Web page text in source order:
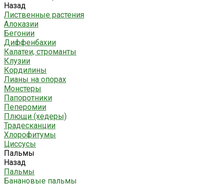
Назад
Лиственные растения
Алоказии
Бегонии
Диффенбахии
Калатеи, строманты
Клузии
Кордилины
Лианы на опорах
Монстеры
Папоротники
Пеперомии
Плющи (хедеры)
Традесканции
Хлорофитумы
Циссусы
Пальмы
Назад
Пальмы
Банановые пальмы